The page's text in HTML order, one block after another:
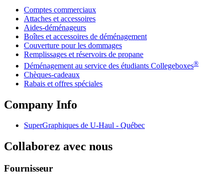
Comptes commerciaux
Attaches et accessoires
Aides-déménageurs
Boîtes et accessoires de déménagement
Couverture pour les dommages
Remplissages et réservoirs de propane
Déménagement au service des étudiants Collegeboxes®
Chèques-cadeaux
Rabais et offres spéciales
Company Info
SuperGraphiques de U-Haul - Québec
Collaborez avec nous
Fournisseur